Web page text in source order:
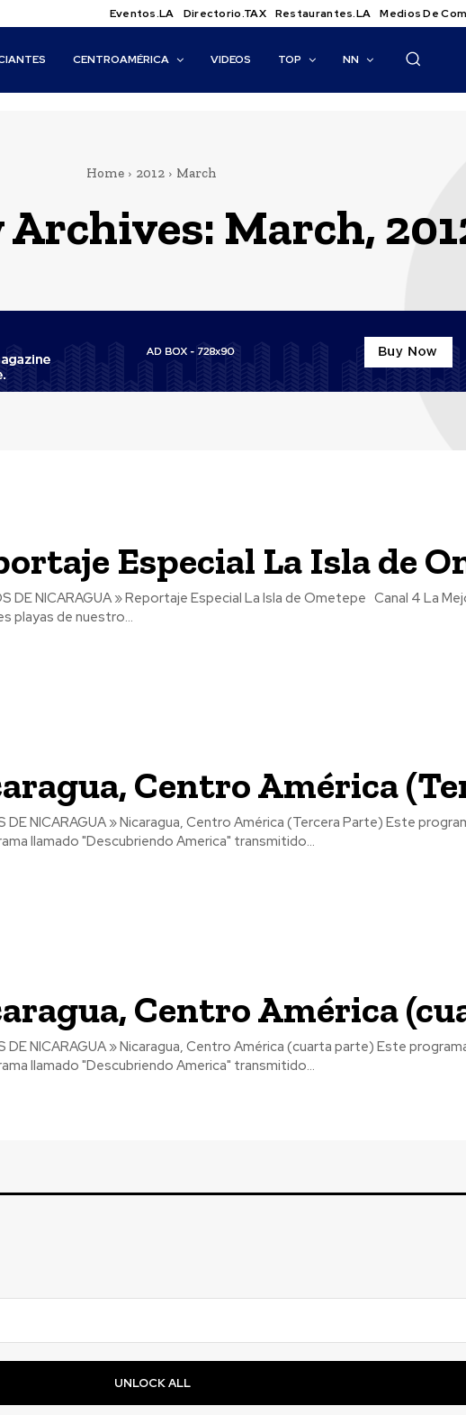
Eventos.LA Directorio.TAX Restaurantes.LA Medios De
CENTROAMÉRICA VIDEOS TOP NN
Home 2012 March
March,
Especial La Isla de
playas de nuestro...
Centro América
DE NICARAGUA » Nicaragua, Centro América (Tercera Parte) Este
llamado "Descubriendo America" transmitido...
Centro América
DE NICARAGUA » Nicaragua, Centro América (cuarta parte) Este
llamado "Descubriendo America" transmitido...
UNLOCK ALL